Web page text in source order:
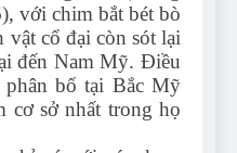
với chim bắt bét bò
vật cổ đại còn sót lại
đến Nam Mỹ. Điều
bố tại Bắc Mỹ
cơ sở nhất trong họ